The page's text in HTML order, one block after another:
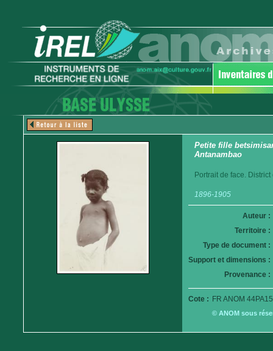
Petite fille
Antanambao
Portrait de face.
1896-1905
Auteur :
Territoire :
Type de document :
Support et dimensions :
Provenance :
Cote : FR ANOM
© ANOM sous